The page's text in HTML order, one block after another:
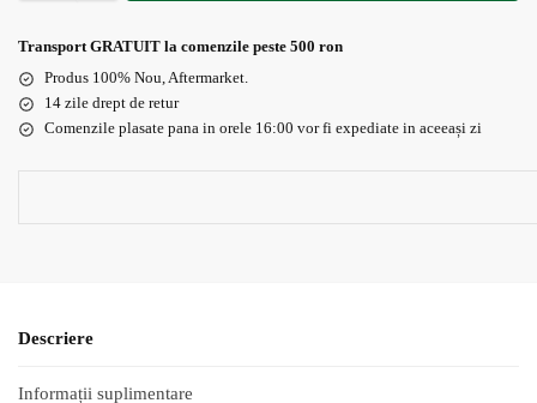
Transport GRATUIT la comenzile peste 500 ron
Produs 100% Nou, Aftermarket.
14 zile drept de retur
Comenzile plasate pana in orele 16:00 vor fi expediate in aceeași zi
Descriere
Informații suplimentare